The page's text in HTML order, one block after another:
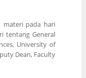
materi pada hari
tentang General
University of
Dean, Faculty